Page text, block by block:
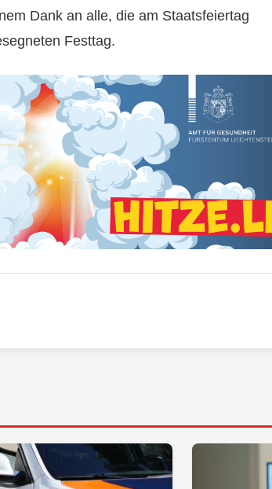
Dank an alle, die am Staatsfeiertag
Festtag.